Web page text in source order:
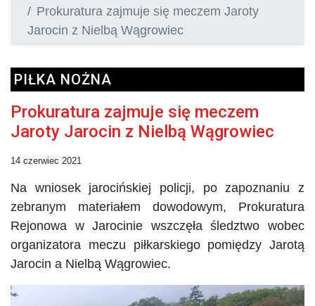
Prokuratura zajmuje się meczem Jaroty
Jarocin z Nielbą Wągrowiec
PIŁKA NOŻNA
Prokuratura zajmuje się meczem
Jaroty Jarocin z Nielbą Wągrowiec
14 czerwiec 2021
Na wniosek jarocińskiej policji, po zapoznaniu z
zebranym materiałem dowodowym, Prokuratura
Rejonowa w Jarocinie wszczęła śledztwo wobec
organizatora meczu piłkarskiego pomiędzy Jarotą
Jarocin a Nielbą Wągrowiec.